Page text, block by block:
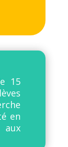
15
en